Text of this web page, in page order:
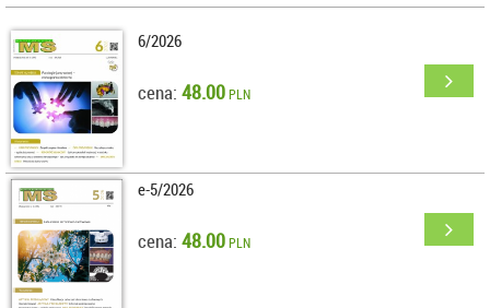
6/2026
cena: 48.00PLN
e-5/2026
cena: 48.00PLN